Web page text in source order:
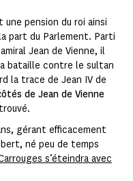
une pension du roi ainsi
part du Parlement. Parti
Jean de Vienne, il
bataille contre le sultan
la trace de Jean IV de
de Jean de Vienne
gérant efficacement
né peu de temps
s’éteindra avec